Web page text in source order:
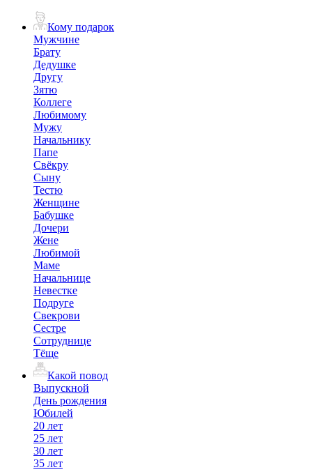
Кому подарок
Мужчине
Брату
Дедушке
Другу
Зятю
Коллеге
Любимому
Мужу
Начальнику
Папе
Свёкру
Сыну
Тестю
Женщине
Бабушке
Дочери
Жене
Любимой
Маме
Начальнице
Невестке
Подруге
Свекрови
Сестре
Сотруднице
Тёще
Какой повод
Выпускной
День рождения
Юбилей
20 лет
25 лет
30 лет
35 лет